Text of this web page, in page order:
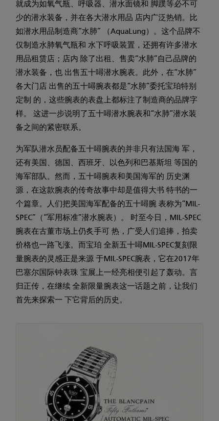
就成为如氧气瓶、呼吸器、潜水面镜和 脚蹼等必不可
少的潜水装备，并在各大潜水用品 店内广泛热销。比
如潜水用品制造商“水肺” （AquaLung）。这个品牌不
仅制造水肺氧气瓶和 水下呼吸装置，还拥有许多潜水
用品租赁店；店内 除了出租、售卖“水肺”自己品牌的
潜水装备，也 出售五十噚潜水腕表。此外，在“水肺”
各大门店 出售的五十噚腕表都是“水肺”委托宝珀特别
定制 的，这些腕表的表盘上都标注了制造商的品牌字
样。 这进一步说明了五十噚潜水腕表和“水肺”潜水装
备之间的紧密联系。
为军队潜水员配备五十噚腕表的并非只有法国海 军，
还有美国、德国、西班牙、以色列和巴基斯坦 等国的
海军部队。然而，五十噚腕表和美国海军的 历史渊
源，在这款腕表的传奇故事中却是值得大书 特书的一
个篇章。人们把美国海军配备的五十噚腕 表称为“MIL-
SPEC”（“军用标准”潜水腕表）。 时至今日，MIL-SPEC
腕表在古董市场上仍炙手可 热，广受人们追捧，拍卖
价格也一路飞涨。而宝珀 全新五十噚MIL-SPEC复刻限
量腕表的灵感正是来源 于MIL-SPEC腕表，它在2017年
巴塞尔国际钟表珠 宝展上一经亮相便引起了轰动。言
归正传，在继续 全新限量腕表这一话题之前，让我们
首先来探索一 下它背后的历史。